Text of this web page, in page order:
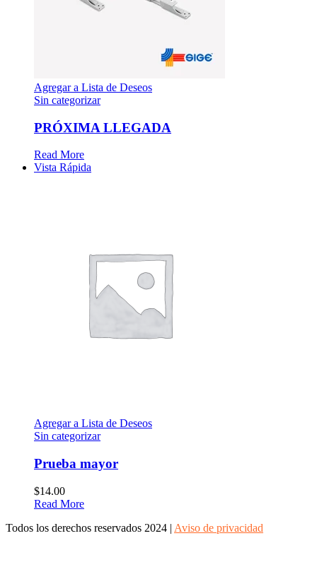
Agregar a Lista de Deseos
Sin categorizar
PRÓXIMA LLEGADA
Read More
Vista Rápida
Agregar a Lista de Deseos
Sin categorizar
Prueba mayor
$14.00
Read More
Todos los derechos reservados 2024 | Aviso de privacidad